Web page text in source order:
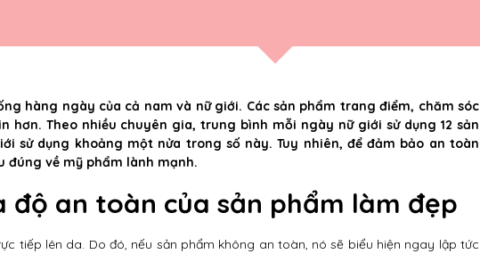
hàng ngày của cả nam và nữ giới. Các sản phẩm trang điểm, chăm sóc
hơn. Theo nhiều chuyên gia, trung bình mỗi ngày nữ giới sử dụng 12 sản
sử dụng khoảng một nửa trong số này. Tuy nhiên, để đảm bảo an toàn
đúng về mỹ phẩm lành mạnh.
độ an toàn của sản phẩm làm đẹp
tiếp lên da. Do đó, nếu sản phẩm không an toàn, nó sẽ biểu hiện ngay lập tức